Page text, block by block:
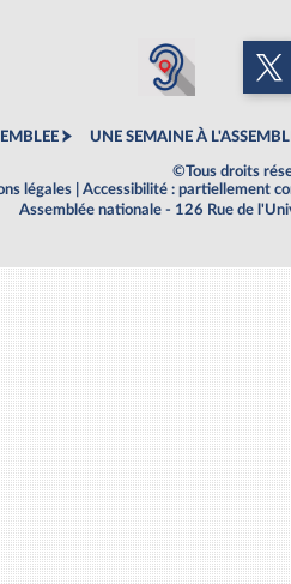
UNE SEMAINE À
©Tous droits
légales
Accessibilité : partiellement
Assemblée nationale - 126 Rue de